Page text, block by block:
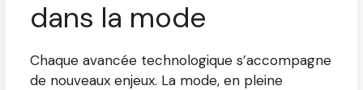
dans la mode
Chaque avancée technologique s’accompagne
de nouveaux enjeux. La mode, en pleine